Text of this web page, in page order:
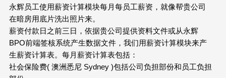
永辉员工使用薪资计算模块每月每员工薪资，就像帮贵公司
在暗房用底片洗出照片来。
薪资付款日之前三日，依据贵公司提供资料文件或从永辉
BPO前端签核系统产生数据文件，我们用薪资计算模块来产
生薪资计算表。每月薪资计算表包括：
社会保险费( 澳洲悉尼 Sydney )包括公司负担部份和员工负担